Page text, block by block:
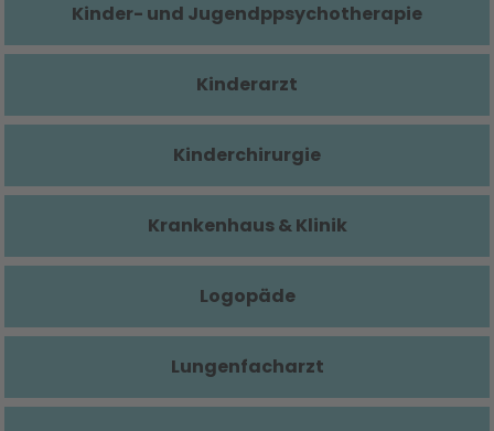
Kinder- und Jugendppsychotherapie
Kinderarzt
Kinderchirurgie
Krankenhaus & Klinik
Logopäde
Lungenfacharzt